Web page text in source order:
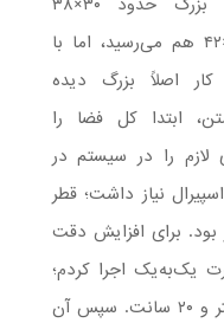
سانتی‌متر بود و بعضی به ۳۵×۴۲ هم می‌رسید، اما با
اصلاً بزرگ دیده
ابتدا کل فضا را
لازم را در سیستم در
جای خود قرار دادم. کار به ۶۳ اسپیرال نیاز داشت؛ قطر
۳۲۰ سانتی‌متر بود. برای افزایش دقت
یک‌به‌یک اجرا کردم؛
یعنی ۳ متر و ۲۰ سانت در ۳ متر و ۲۰ سانت. سپس آن